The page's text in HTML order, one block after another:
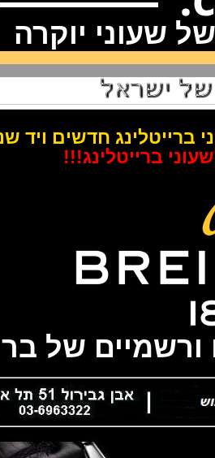
יוקרה
חדשים ויד
ברייטלינג!!!
של